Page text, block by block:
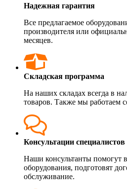
Надежная гарантия
Все предлагаемое
производителя или
месяцев.
Складская программа
На наших складах всегда в
товаров. Также мы работаем
Консультации специалистов
Наши консультанты помогут
оборудования, подготовят
обслуживание.